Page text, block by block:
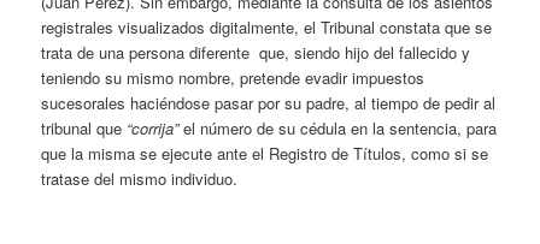
registrales visualizados digitalmente, el Tribunal constata que se
trata de una persona diferente que, siendo hijo del fallecido y
teniendo su mismo nombre, pretende evadir impuestos
sucesorales haciéndose pasar por su padre, al tiempo de pedir al
tribunal que “corrija”el número de su cédula en la sentencia, para
que la misma se ejecute ante el Registro de Títulos, como si se
tratase del mismo individuo.